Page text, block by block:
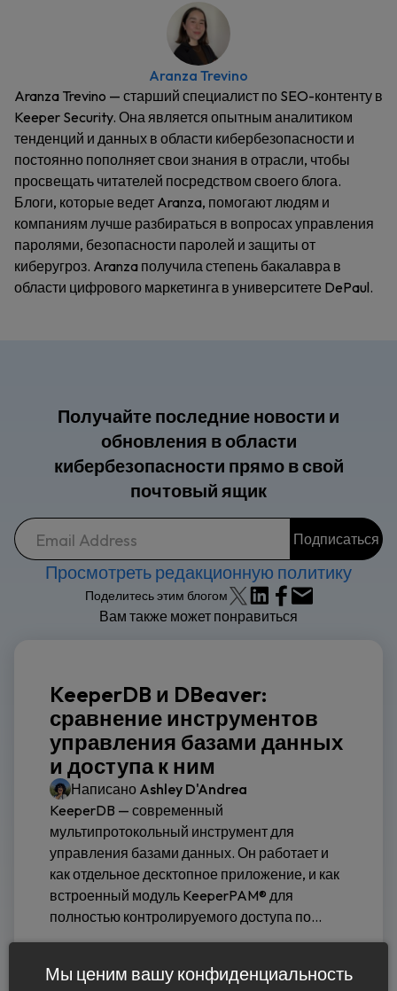
Aranza Trevino
Aranza Trevino — старший специалист по SEO-контенту в
Keeper Security. Она является опытным аналитиком
тенденций и данных в области кибербезопасности и
постоянно пополняет свои знания в отрасли, чтобы
просвещать читателей посредством своего блога.
Блоги, которые ведет Aranza, помогают людям и
компаниям лучше разбираться в вопросах управления
паролями, безопасности паролей и защиты от
киберугроз. Aranza получила степень бакалавра в
области цифрового маркетинга в университете DePaul.
Получайте последние новости и
обновления в области
кибербезопасности прямо в свой
почтовый ящик
Просмотреть редакционную политику
Поделитесь этим блогом
Вам также может понравиться
KeeperDB и DBeaver:
сравнение инструментов
управления базами данных
и доступа к ним
Написано Ashley D'Andrea
KeeperDB — современный
мультипротокольный инструмент для
управления базами данных. Он работает и
как отдельное десктопное приложение, и как
встроенный модуль KeeperPAM® для
полностью контролируемого доступа по...
Читать дальше
Мы ценим вашу конфиденциальность